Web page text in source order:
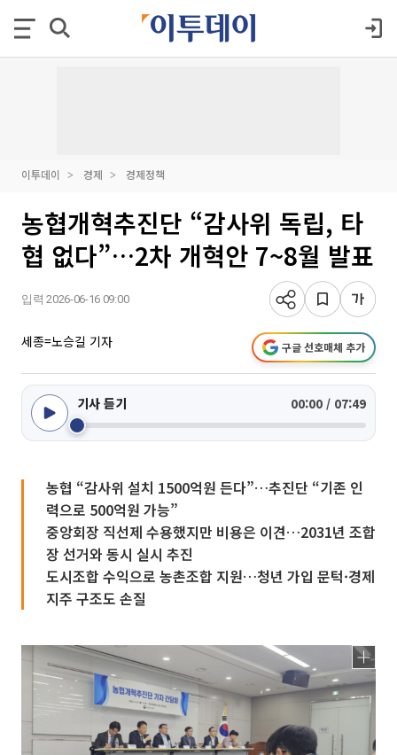
이투데이 경제 경제정책
농협개혁추진단 “감사위 독립, 타
협 없다”…2차 개혁안 7~8월 발표
입력 2026-06-16 09:00
세종=노승길 기자 구글 선호매체 추가
기사 듣기 00:00 / 07:49
농협 “감사위 설치 1500억원 든다”…추진단 “기존 인
력으로 500억원 가능”
중앙회장 직선제 수용했지만 비용은 이견…2031년 조합
장 선거와 동시 실시 추진
도시조합 수익으로 농촌조합 지원…청년 가입 문턱·경제
지주 구조도 손질